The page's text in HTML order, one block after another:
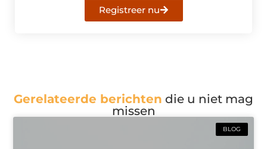
Registreer nu
Gerelateerde berichten die u niet mag
missen
BLOG